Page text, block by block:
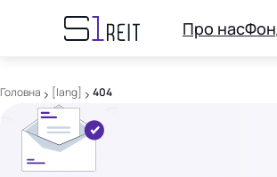
Про нас
Головна [lang] 404